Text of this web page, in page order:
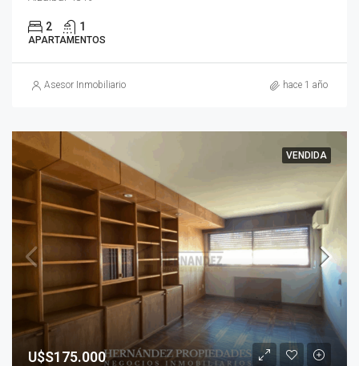
2 1
APARTAMENTOS
Asesor Inmobiliario hace 1 año
VENDIDA
U$S175.000